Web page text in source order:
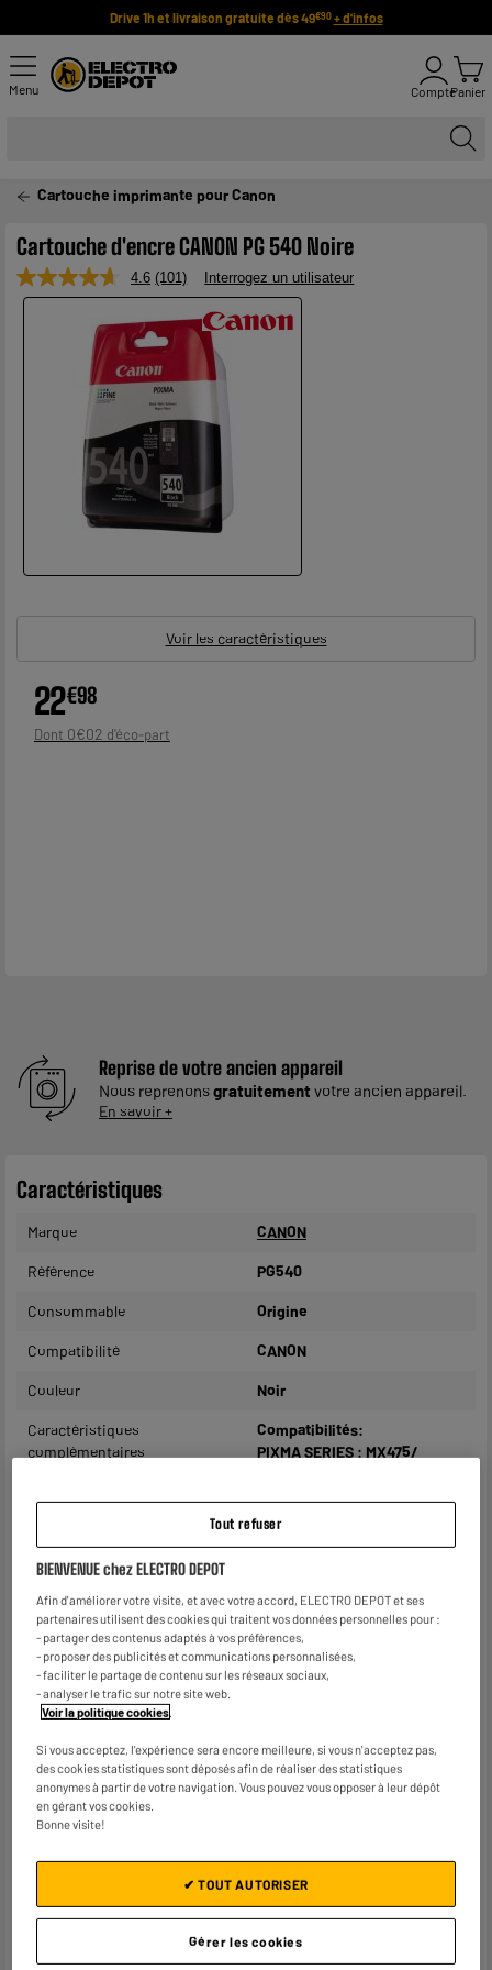
Drive 1h et livraison gratuite dès 49€90 + d'infos
Menu ComptePanier
Cartouche imprimante pour Canon
Cartouche d'encre CANON PG 540 Noire
4.6 Lire
101
avis.
Lien
sur
la
même
page.
(101) Interrogez un utilisateur
Voir les caractéristiques
22€98
Dont 0€02
Reprise de votre ancien appareil
Nous reprenonsgratuitement votre ancien appareil.
En savoir +
Caractéristiques
Marque CANON
Référence PG540
Consommable Origine
Compatibilité CANON
Couleur Noir
Caractéristiques
complémentaires
Compatibilités:
PIXMA SERIES : MX475/
MG4150/ MG3550/ MG3150/
Dimensions produit
H 50 mm x L 115 mm x P 150
mm
Dimensions colis H 5 cm x L 11,5 cm x P 15 cm
Poids brut
Avertissement
Dangereux. Respectez les
précautions d’emploi.
Nom du fabricant, raison
14 RUE EMILE BOREL / CS
28646 78809 PARIS
FRANCE@CC.CANON-
Tout refuser
BIENVENUE chez ELECTRO DEPOT
Afin d'améliorer votre visite, et avec votre accord, ELECTRO DEPOT et ses
partenaires utilisent des cookies qui traitent vos données personnelles pour :
- partager des contenus adaptés à vos préférences,
- proposer des publicités et communications personnalisées,
- faciliter le partage de contenu sur les réseaux sociaux,
- analyser le trafic sur notre site web.
Voir la politique cookies.
Si vous acceptez, l'expérience sera encore meilleure, si vous n'acceptez pas,
des cookies statistiques sont déposés afin de réaliser des statistiques
anonymes à partir de votre navigation. Vous pouvez vous opposer à leur dépôt
en gérant vos cookies.
Bonne visite!
Gérer les cookies
✔ TOUT AUTORISER